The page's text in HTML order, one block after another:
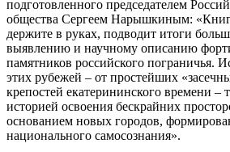
подготовленного председателем
общества Сергеем Нарышкиным:
держите в руках, подводит итоги
выявлению и научному описанию
памятников российского пограничья.
этих рубежей – от простейших
крепостей екатерининского времени –
историей освоения бескрайних
основанием новых городов,
национального самосознания».